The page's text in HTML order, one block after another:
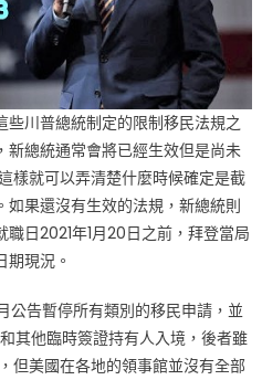
川普總統制定的限制移民法規之
新總統通常會將已經生效但是尚未
樣就可以弄清楚什麼時候確定是截
如果還沒有生效的法規，新總統則
日2021年1月20日之前，拜登當局
現況。
告暫停所有類別的移民申請，並
其他臨時簽證持有人入境，後者雖
但美國在各地的領事館並沒有全部